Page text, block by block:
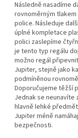
Následně nasadíme
rovnoměrným
police. Následuje
úplné kompletace
polici zaslepíme
je tento typ regálu
možno regál
Jupiter, stejně jako
podmíněnou
Doporučujeme těžší
Jednak se neunavíte
hlavně lehké
Jupiter méně
bezpečnosti.